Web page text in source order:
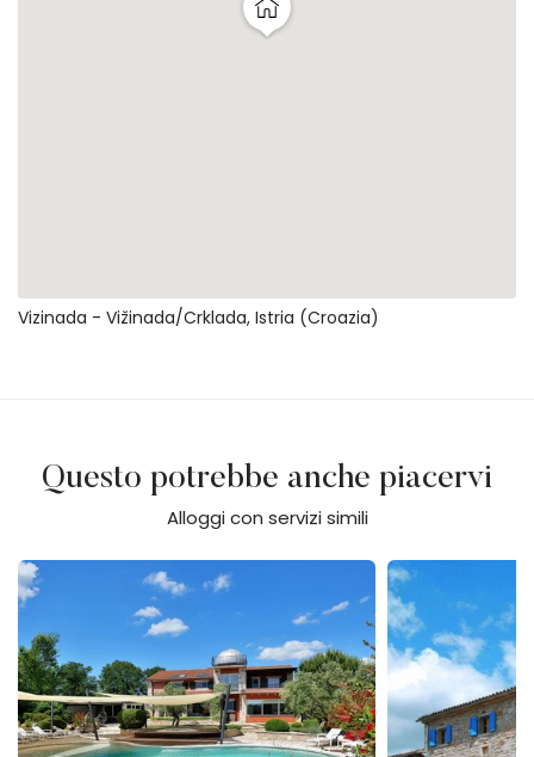
Vizinada - Vižinada/crklada, Istria (Croazia)
Questo potrebbe anche piacervi
Alloggi con servizi simili
Villa Omo Villa Morus